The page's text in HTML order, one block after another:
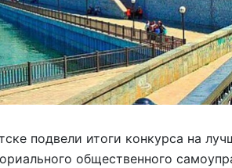
подвели итоги конкурса на
общественного